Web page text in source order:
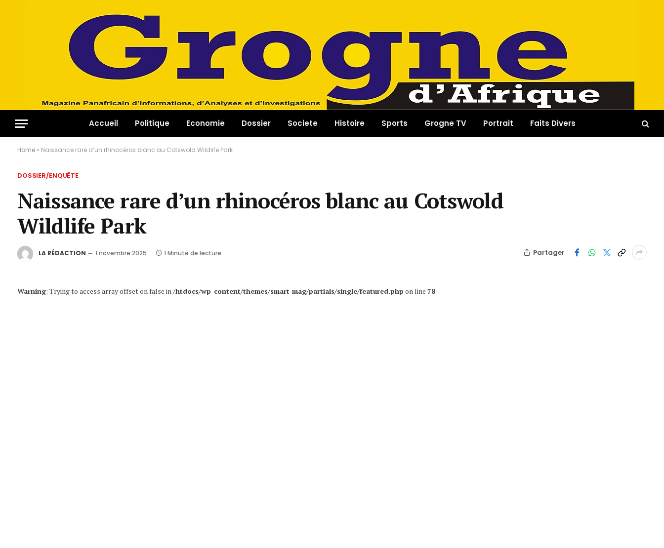
Accueil Politique Economie Dossier Societe Histoire Sports Grogne TV Portrait Faits Divers
Home » Naissance rare d’un rhinocéros blanc au Cotswold Wildlife Park
DOSSIER/ENQUÊTE
Naissance rare d’un rhinocéros blanc au Cotswold
Wildlife Park
LA RÉDACTION 1 novembre 2025 1 Minute de lecture Partager
Warning: Trying to access array offset on false in/htdocs/wp-content/themes/smart-mag/partials/single/featured.php on line 78